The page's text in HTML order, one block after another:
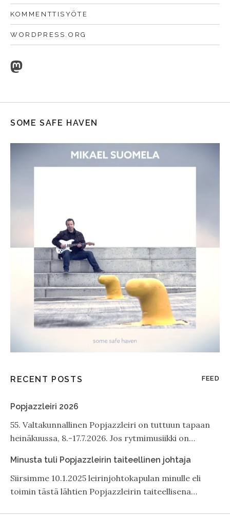
KOMMENTTISYÖTE
WORDPRESS.ORG
Mastodon
SOME SAFE HAVEN
RECENT POSTS FEED
Popjazzleiri 2026
55. Valtakunnallinen Popjazzleiri on tuttuun tapaan
heinäkuussa, 8.-17.7.2026. Jos rytmimusiikki on…
Minusta tuli Popjazzleirin taiteellinen johtaja
Siirsimme 10.1.2025 leirinjohtokapulan minulle eli
toimin tästä lähtien Popjazzleirin taiteellisena…